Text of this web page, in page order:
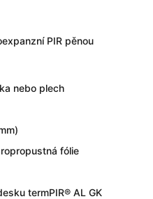
PIR pěnou
nebo plech
fólie
termPIR® AL GK